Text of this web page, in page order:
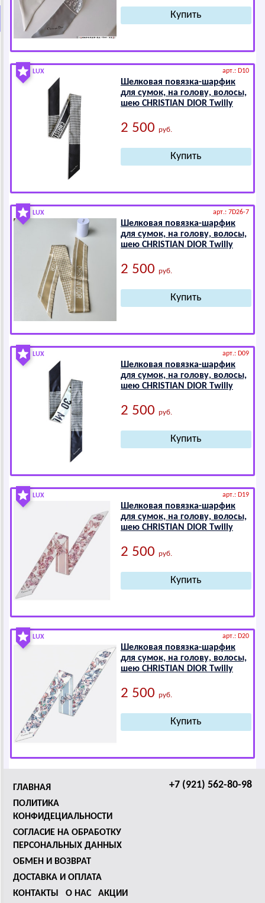
LUX арт.: D10
Шелковая повязка-шарфик
для сумок, на голову, волосы,
шею СНRISТIАN DIОR Twilly
2 500 руб.
LUX арт.: 7D26-7
Шелковая повязка-шарфик
для сумок, на голову, волосы,
шею СНRISТIАN DIОR Twilly
2 500 руб.
LUX арт.: D09
Шелковая повязка-шарфик
для сумок, на голову, волосы,
шею СНRISТIАN DIОR Twilly
2 500 руб.
LUX арт.: D19
Шелковая повязка-шарфик
для сумок, на голову, волосы,
шею СНRISТIАN DIОR Twilly
2 500 руб.
LUX арт.: D20
Шелковая повязка-шарфик
для сумок, на голову, волосы,
шею СНRISТIАN DIОR Twilly
2 500 руб.
+7 (921) 562-80-98
ГЛАВНАЯ
ПОЛИТИКА
КОНФИДЕЦИАЛЬНОСТИ
СОГЛАСИЕ НА ОБРАБОТКУ
ПЕРСОНАЛЬНЫХ ДАННЫХ
ОБМЕН И ВОЗВРАТ
ДОСТАВКА И ОПЛАТА
КОНТАКТЫ
О НАС АКЦИИ